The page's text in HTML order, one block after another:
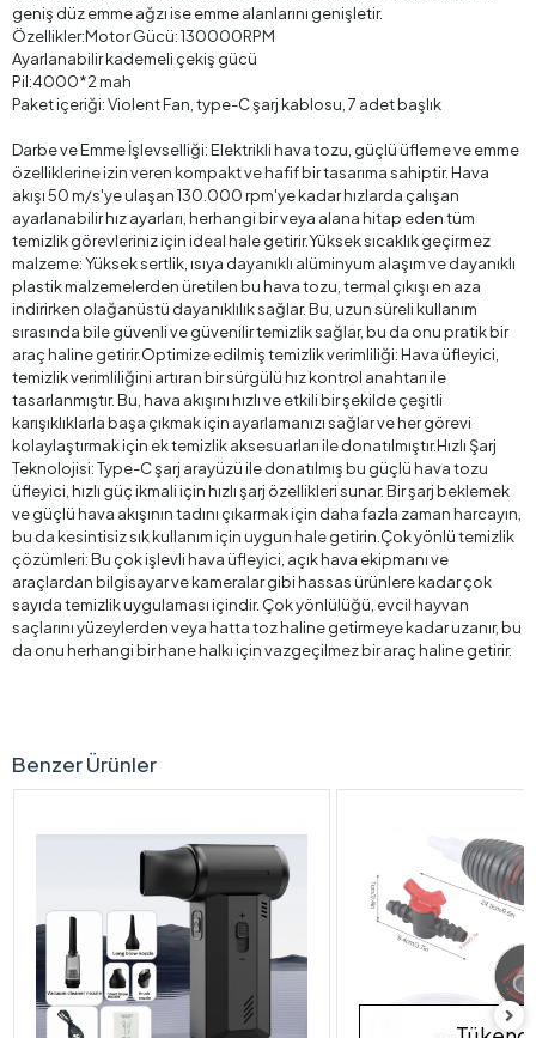
geniş düz emme ağzı ise emme alanlarını genişletir.
Özellikler:Motor Gücü: 130000RPM
Ayarlanabilir kademeli çekiş gücü
Pil:4000*2 mah
Paket içeriği: Violent Fan, type-C şarj kablosu, 7 adet başlık
Darbe ve Emme İşlevselliği: Elektrikli hava tozu, güçlü üfleme ve emme
özelliklerine izin veren kompakt ve hafif bir tasarıma sahiptir. Hava
akışı 50 m/s'ye ulaşan 130.000 rpm'ye kadar hızlarda çalışan
ayarlanabilir hız ayarları, herhangi bir veya alana hitap eden tüm
temizlik görevleriniz için ideal hale getirir.Yüksek sıcaklık geçirmez
malzeme: Yüksek sertlik, ısıya dayanıklı alüminyum alaşım ve dayanıklı
plastik malzemelerden üretilen bu hava tozu, termal çıkışı en aza
indirirken olağanüstü dayanıklılık sağlar. Bu, uzun süreli kullanım
sırasında bile güvenli ve güvenilir temizlik sağlar, bu da onu pratik bir
araç haline getirir.Optimize edilmiş temizlik verimliliği: Hava üfleyici,
temizlik verimliliğini artıran bir sürgülü hız kontrol anahtarı ile
tasarlanmıştır. Bu, hava akışını hızlı ve etkili bir şekilde çeşitli
karışıklıklarla başa çıkmak için ayarlamanızı sağlar ve her görevi
kolaylaştırmak için ek temizlik aksesuarları ile donatılmıştır.Hızlı Şarj
Teknolojisi: Type-C şarj arayüzü ile donatılmış bu güçlü hava tozu
üfleyici, hızlı güç ikmali için hızlı şarj özellikleri sunar. Bir şarj beklemek
ve güçlü hava akışının tadını çıkarmak için daha fazla zaman harcayın,
bu da kesintisiz sık kullanım için uygun hale getirin.Çok yönlü temizlik
çözümleri: Bu çok işlevli hava üfleyici, açık hava ekipmanı ve
araçlardan bilgisayar ve kameralar gibi hassas ürünlere kadar çok
sayıda temizlik uygulaması içindir. Çok yönlülüğü, evcil hayvan
saçlarını yüzeylerden veya hatta toz haline getirmeye kadar uzanır, bu
da onu herhangi bir hane halkı için vazgeçilmez bir araç haline getirir.
Benzer Ürünler